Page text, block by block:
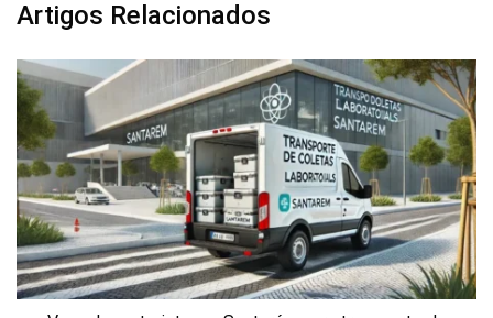
Artigos Relacionados